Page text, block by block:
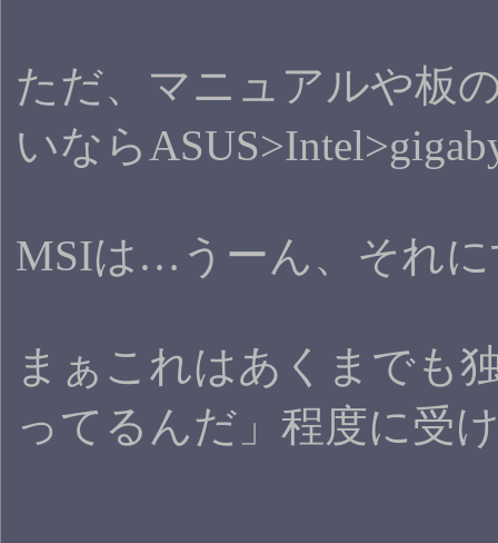
ただ、マニュアルや板
いなら
MSIは…うーん、それ
まぁこれはあくまでも
ってるんだ」程度に受